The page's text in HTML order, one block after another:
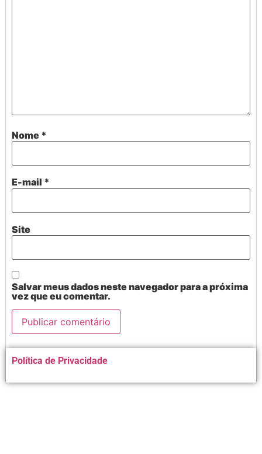
Nome *
E-mail *
Site
Salvar meus dados neste navegador para a próxima
vez que eu comentar.
Alternative:
Política de Privacidade